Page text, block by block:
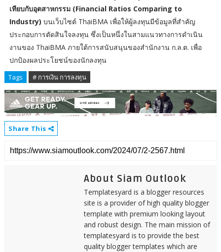
เทียบกับอุตสาหกรรม (Financial Ratios Comparing to
Industry) บนเว็บไซต์ ThaiBMA เพื่อให้ผู้ลงทุนมีข้อมูลที่สำคัญ
ประกอบการตัดสินใจลงทุน ซึ่งเป็นหนึ่งในสามแนวทางการดำเนิน
งานของ ThaiBMA ภายใต้การสนับสนุนของสำนักงาน ก.ล.ต. เพื่อ
ปกป้องผลประโยชน์ของนักลงทุน
Tags # การเงิน การลงทุน
Share This
About Siam Outlook
Templatesyard is a blogger resources
site is a provider of high quality blogger
template with premium looking layout
and robust design. The main mission of
templatesyard is to provide the best
quality blogger templates which are